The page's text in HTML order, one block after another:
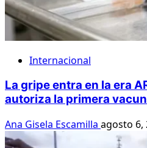
Internacional
La gripe entra en la era
autoriza la primera
Ana Gisela Escamilla agosto 6,